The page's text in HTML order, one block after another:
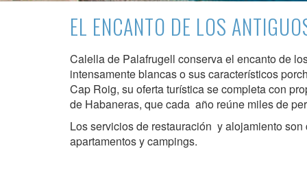
EL ENCANTO DE LOS
Calella de Palafrugell conserva el encanto de
intensamente blancas o sus característicos
Cap Roig, su oferta turística se completa con
de Habaneras, que cada año reúne miles de
Los servicios de restauración y alojamiento
apartamentos y campings.
deberá
de la